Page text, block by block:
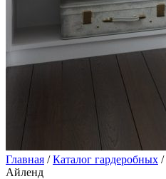
Главная /Каталог гардеробных /
Айленд